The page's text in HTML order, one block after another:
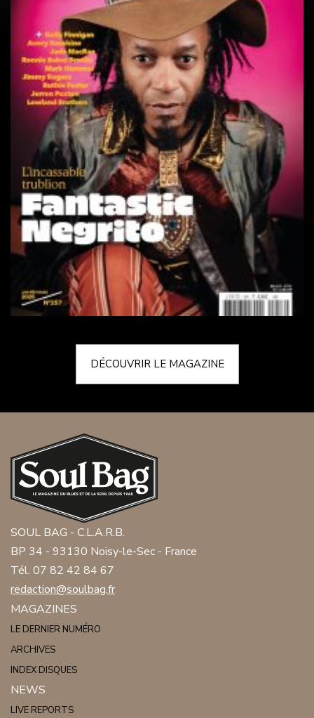
DÉCOUVRIR LE MAGAZINE
SOUL BAG - C.L.A.R.B.
BP 34 - 93130 Noisy-le-Sec - France
Tél. 07 82 42 84 67
redaction@soulbag.fr
MAGAZINES
LE DERNIER NUMÉRO
ARCHIVES
INDEX DISQUES
NEWS
LIVE REPORTS